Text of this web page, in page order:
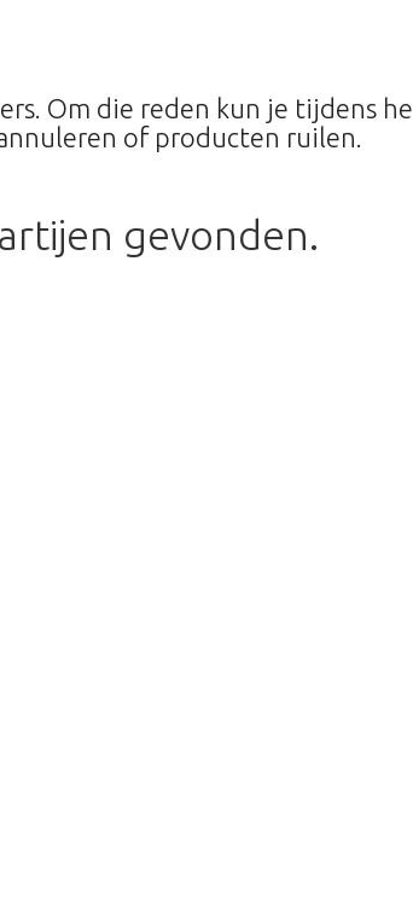
Om die reden kun je tijdens
of producten ruilen.
gevonden.